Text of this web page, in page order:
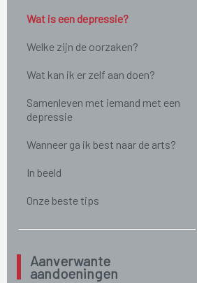
Wat is een depressie?
Welke zijn de oorzaken?
Wat kan ik er zelf aan doen?
Samenleven met iemand met een
depressie
Wanneer ga ik best naar de arts?
In beeld
Onze beste tips
Aanverwante
aandoeningen